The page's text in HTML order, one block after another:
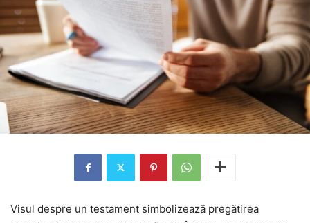
Visul despre un testament simbolizează pregătirea